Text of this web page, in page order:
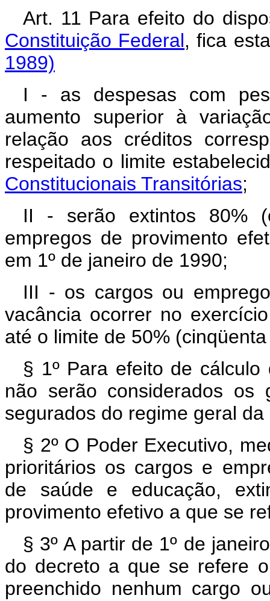
Art. 11 Para efeito do
Constituição Federal, fica
1989)
I - as despesas com
aumento superior à
relação aos créditos
respeitado o limite
Constitucionais Transitórias;
II - serão extintos 80%
empregos de provimento
em 1º de janeiro de 1990;
III - os cargos ou
vacância ocorrer no
até o limite de 50%
§ 1º Para efeito de
não serão considerados os
segurados do regime geral
§ 2º O Poder Executivo,
prioritários os cargos e
de saúde e educação,
provimento efetivo a que se
§ 3º A partir de 1º de
do decreto a que se refere
preenchido nenhum cargo